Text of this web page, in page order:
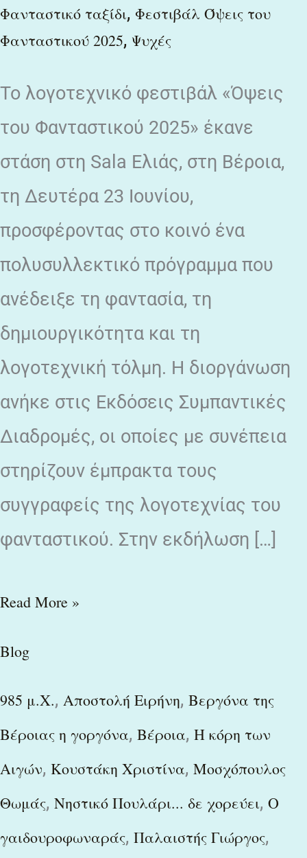
Φανταστικό ταξίδι, Φεστιβάλ Όψεις του
Φανταστικού 2025, Ψυχές
Το λογοτεχνικό φεστιβάλ «Όψεις
του Φανταστικού 2025» έκανε
στάση στη Sala Ελιάς, στη Βέροια,
τη Δευτέρα 23 Ιουνίου,
προσφέροντας στο κοινό ένα
πολυσυλλεκτικό πρόγραμμα που
ανέδειξε τη φαντασία, τη
δημιουργικότητα και τη
λογοτεχνική τόλμη. Η διοργάνωση
ανήκε στις Εκδόσεις Συμπαντικές
Διαδρομές, οι οποίες με συνέπεια
στηρίζουν έμπρακτα τους
συγγραφείς της λογοτεχνίας του
φανταστικού. Στην εκδήλωση […]
Read More »
Blog
985 μ.Χ., Αποστολή Ειρήνη, Βεργόνα της
Βέροιας η γοργόνα, Βέροια, Η κόρη των
Αιγών, Κουστάκη Χριστίνα, Μοσχόπουλος
Θωμάς, Νηστικό Πουλάρι... δε χορεύει, Ο
γαιδουροφωναράς, Παλαιστής Γιώργος,